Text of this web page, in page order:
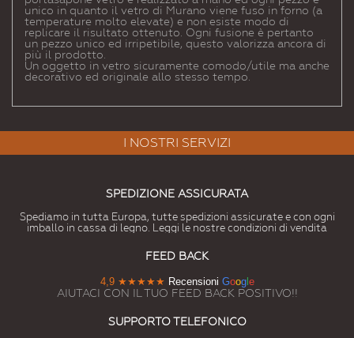
unico in quanto il vetro di Murano viene fuso in forno (a
temperature molto elevate) e non esiste modo di
replicare il risultato ottenuto. Ogni fusione è pertanto
un pezzo unico ed irripetibile, questo valorizza ancora di
più il prodotto.
Un oggetto in vetro sicuramente comodo/utile ma anche
decorativo ed originale allo stesso tempo.
I NOSTRI SERVIZI
SPEDIZIONE ASSICURATA
Spediamo in tutta Europa, tutte spedizioni assicurate e con ogni
imballo in cassa di legno. Leggi le nostre condizioni di vendita
FEED BACK
4,9 ★★★★★ Recensioni Googl e
AIUTACI CON IL TUO FEED BACK POSITIVO!!
SUPPORTO TELEFONICO